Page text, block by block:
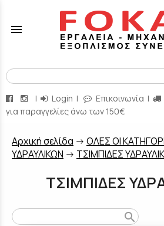
menu
| Login | Επικοινωνία |
για παραγγελίες άνω των 150€
Aρχική σελίδα -> ΟΛΕΣ ΟΙ
ΥΔΡΑΥΛΙΚΩΝ -> ΤΣΙΜΠΙΔΕΣ
ΤΣΙΜΠΙΔΕΣ
search